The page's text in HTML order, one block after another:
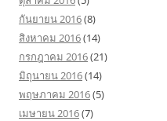
กันยายน 2016(8)
สิงหาคม 2016(14)
กรกฎาคม 2016(21)
มิถุนายน 2016(14)
พฤษภาคม 2016(5)
เมษายน 2016(7)